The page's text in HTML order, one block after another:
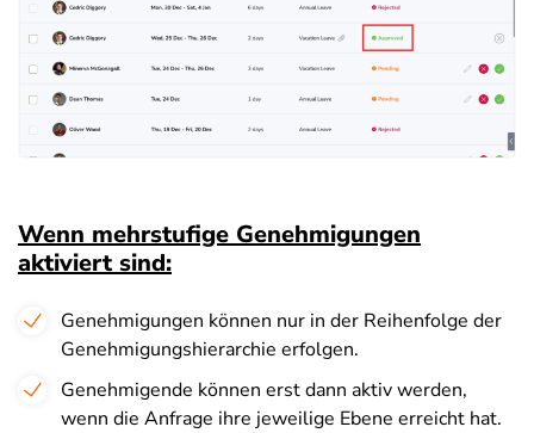
Wenn mehrstufige Genehmigungen
aktiviert sind:
Genehmigungen können nur in der Reihenfolge der
Genehmigungshierarchie erfolgen.
Genehmigende können erst dann aktiv werden,
wenn die Anfrage ihre jeweilige Ebene erreicht hat.